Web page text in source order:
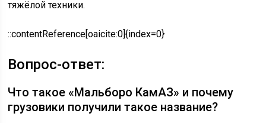
тяжёлой техники.
::contentReference[oaicite:0]{index=0}
Вопрос-ответ:
Что такое «Мальборо КамАЗ» и почему
грузовики получили такое название?